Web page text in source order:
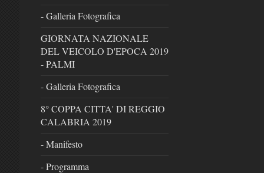
- Galleria Fotografica
GIORNATA NAZIONALE
DEL VEICOLO D'EPOCA 2019
- PALMI
- Galleria Fotografica
8° COPPA CITTA' DI REGGIO
CALABRIA 2019
- Manifesto
- Programma